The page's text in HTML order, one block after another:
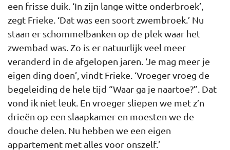
een frisse duik. ‘In zijn lange witte onderbroek’,
zegt Frieke. ‘Dat was een soort zwembroek.’ Nu
staan er schommelbanken op de plek waar het
zwembad was. Zo is er natuurlijk veel meer
veranderd in de afgelopen jaren. ‘Je mag meer je
eigen ding doen’, vindt Frieke. ‘Vroeger vroeg de
begeleiding de hele tijd “Waar ga je naartoe?”. Dat
vond ik niet leuk. En vroeger sliepen we met z’n
drieën op een slaapkamer en moesten we de
douche delen. Nu hebben we een eigen
appartement met alles voor onszelf.’